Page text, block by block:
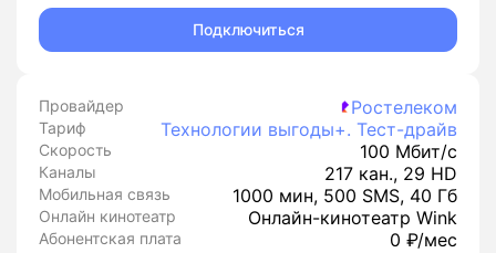
Подключиться
Провайдер Ростелеком
Тариф Технологии выгоды+. Тест-драйв
Скорость 100 Мбит/с
Каналы 217 кан., 29 HD
Мобильная связь 1000 мин, 500 SMS, 40 Гб
Онлайн кинотеатр Онлайн-кинотеатр Wink
Абонентская плата 0 ₽/мес